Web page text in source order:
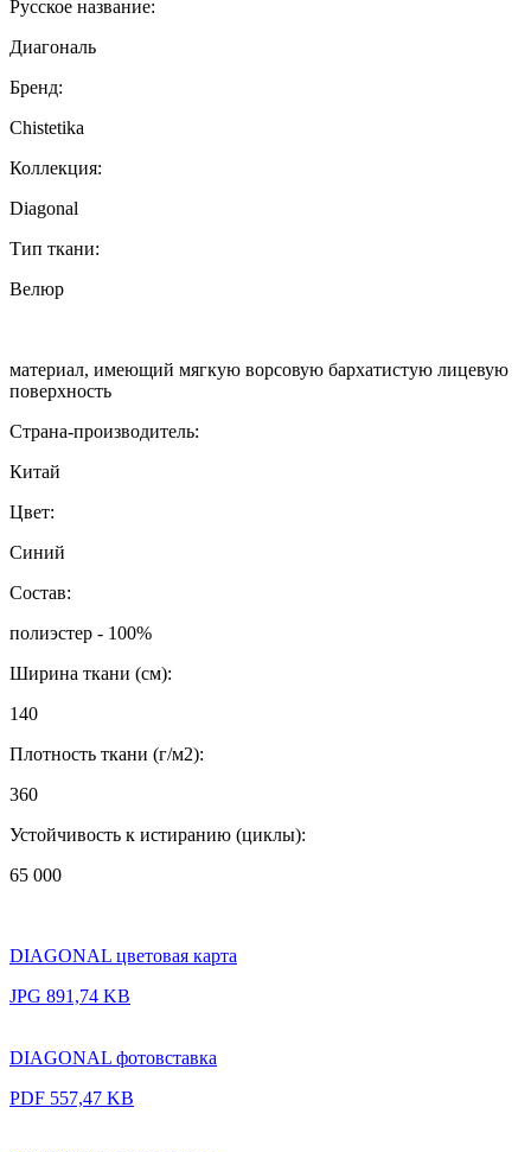
Русское название:
Диагональ
Бренд:
Chistetika
Коллекция:
Diagonal
Тип ткани:
Велюр
материал, имеющий мягкую ворсовую бархатистую лицевую
поверхность
Страна-производитель:
Китай
Цвет:
Синий
Состав:
полиэстер - 100%
Ширина ткани (см):
140
Плотность ткани (г/м2):
360
Устойчивость к истиранию (циклы):
65 000
DIAGONAL цветовая карта
JPG 891,74 KB
DIAGONAL фотовставка
PDF 557,47 KB